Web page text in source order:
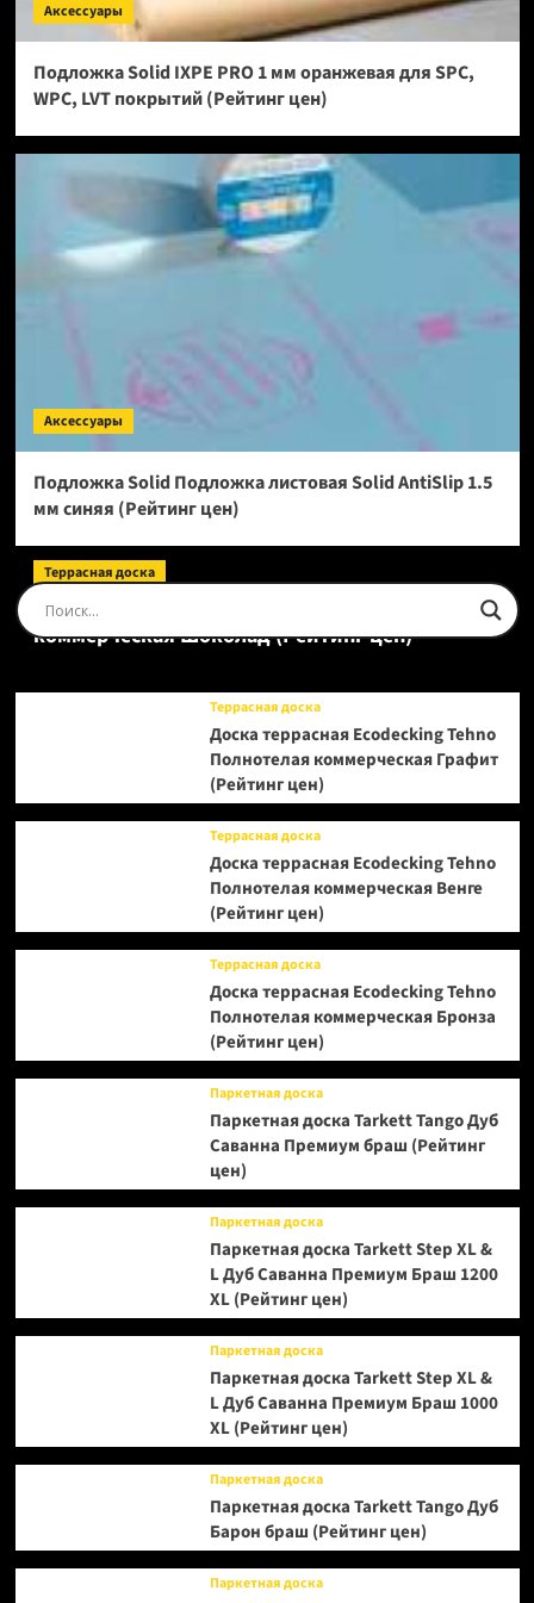
Аксессуары
Подложка Solid IXPE PRO 1 мм оранжевая для SPC,
WPC, LVT покрытий (Рейтинг цен)
Аксессуары
Подложка Solid Подложка листовая Solid AntiSlip 1.5
мм синяя (Рейтинг цен)
Террасная доска
Доска террасная Ecodecking Tehno Полнотелая
коммерческая Шоколад (Рейтинг цен)
Террасная доска
Доска террасная Ecodecking Tehno
Полнотелая коммерческая Графит
(Рейтинг цен)
Террасная доска
Доска террасная Ecodecking Tehno
Полнотелая коммерческая Венге
(Рейтинг цен)
Террасная доска
Доска террасная Ecodecking Tehno
Полнотелая коммерческая Бронза
(Рейтинг цен)
Паркетная доска
Паркетная доска Tarkett Tango Дуб
Саванна Премиум браш (Рейтинг
цен)
Паркетная доска
Паркетная доска Tarkett Step XL &
L Дуб Саванна Премиум Браш 1200
XL (Рейтинг цен)
Паркетная доска
Паркетная доска Tarkett Step XL &
L Дуб Саванна Премиум Браш 1000
XL (Рейтинг цен)
Паркетная доска
Паркетная доска Tarkett Tango Дуб
Барон браш (Рейтинг цен)
Паркетная доска